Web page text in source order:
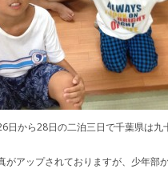
日から28日の二泊三日で千葉県は
がアップされておりますが、少年部